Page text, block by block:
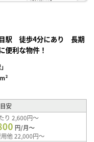
目駅 徒歩4分にあり 長期
便利な物件！
安
り 2,600円～
円/月～
他 22,000円～